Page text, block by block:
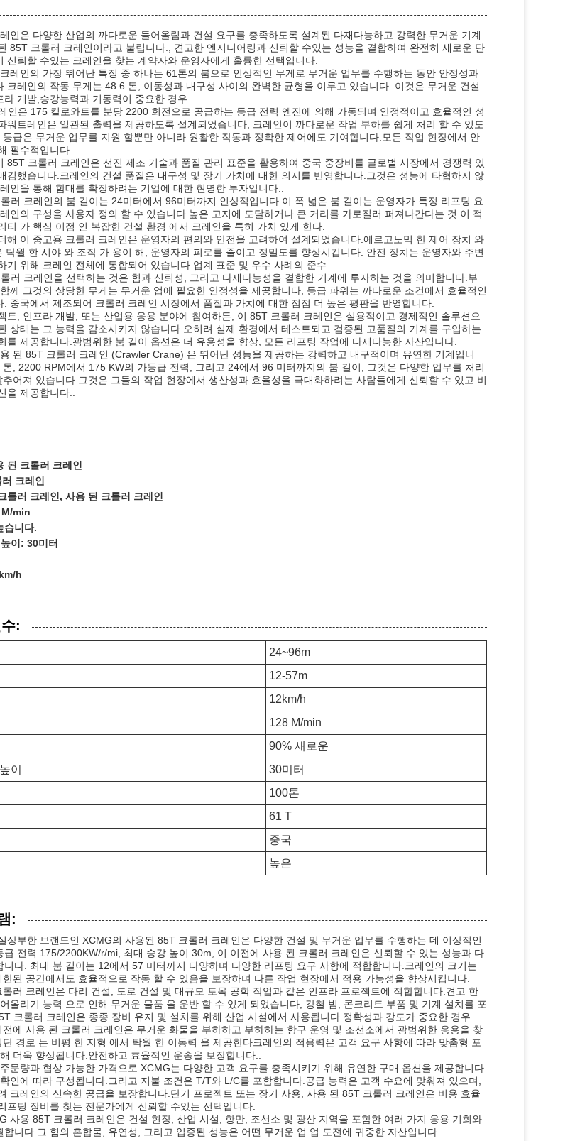
인은 다양한 산업의 까다로운 들어올림과 건설 요구를 충족하도록 설계된 다재다능하고 강력한 무거운 기계
85T 크롤러 크레인이라고 불립니다., 견고한 엔지니어링과 신뢰할 수있는 성능을 결합하여 완전히 새로운 단
신뢰할 수있는 크레인을 찾는 계약자와 운영자에게 훌륭한 선택입니다.
레인의 가장 뛰어난 특징 중 하나는 61톤의 붐으로 인상적인 무게로 무거운 업무를 수행하는 동안 안정성과
.크레인의 작동 무게는 48.6 톤, 이동성과 내구성 사이의 완벽한 균형을 이루고 있습니다. 이것은 무거운 건설
라 개발,승강능력과 기동력이 중요한 경우.
인은 175 킬로와트를 분당 2200 회전으로 공급하는 등급 전력 엔진에 의해 가동되며 안정적이고 효율적인 성
워트레인은 일관된 출력을 제공하도록 설계되었습니다, 크레인이 까다로운 작업 부하를 쉽게 처리 할 수 있도
급은 무거운 업무를 지원 할뿐만 아니라 원활한 작동과 정확한 제어에도 기여합니다.모든 작업 현장에서 안
필수적입니다..
85T 크롤러 크레인은 선진 제조 기술과 품질 관리 표준을 활용하여 중국 중장비를 글로벌 시장에서 경쟁력 있
김했습니다.크레인의 건설 품질은 내구성 및 장기 가치에 대한 의지를 반영합니다.그것은 성능에 타협하지 않
인을 통해 함대를 확장하려는 기업에 대한 현명한 투자입니다..
러 크레인의 붐 길이는 24미터에서 96미터까지 인상적입니다.이 폭 넓은 붐 길이는 운영자가 특정 리프팅 요
인의 구성을 사용자 정의 할 수 있습니다.높은 고지에 도달하거나 큰 거리를 가로질러 퍼져나간다는 것.이 적
티 가 핵심 이점 인 복잡한 건설 환경 에서 크레인을 특히 가치 있게 한다.
해 이 중고용 크롤러 크레인은 운영자의 편의와 안전을 고려하여 설계되었습니다.에르고노믹 한 제어 장치 와
탁월 한 시야 와 조작 가 용이 해, 운영자의 피로를 줄이고 정밀도를 향상시킵니다. 안전 장치는 운영자와 주변
기 위해 크레인 전체에 통합되어 있습니다.업계 표준 및 우수 사례의 준수.
러 크레인을 선택하는 것은 힘과 신뢰성, 그리고 다재다능성을 결합한 기계에 투자하는 것을 의미합니다.부
께 그것의 상당한 무게는 무거운 업에 필요한 안정성을 제공합니다, 등급 파워는 까다로운 조건에서 효율적인
. 중국에서 제조되어 크롤러 크레인 시장에서 품질과 가치에 대한 점점 더 높은 평판을 반영합니다.
트, 인프라 개발, 또는 산업용 응용 분야에 참여하든, 이 85T 크롤러 크레인은 실용적이고 경제적인 솔루션으
상태는 그 능력을 감소시키지 않습니다.오히려 실제 환경에서 테스트되고 검증된 고품질의 기계를 구입하는
를 제공합니다.광범위한 붐 길이 옵션은 더 유용성을 향상, 모든 리프팅 작업에 다재다능한 자산입니다.
된 85T 크롤러 크레인 (Crawler Crane) 은 뛰어난 성능을 제공하는 강력하고 내구적이며 유연한 기계입니
, 2200 RPM에서 175 KW의 가등급 전력, 그리고 24에서 96 미터까지의 붐 길이, 그것은 다양한 업무를 처리
어져 있습니다.그것은 그들의 작업 현장에서 생산성과 효율성을 극대화하려는 사람들에게 신뢰할 수 있고 비
을 제공합니다..
된 크롤러 크레인
크레인
롤러 크레인, 사용 된 크롤러 크레인
min
습니다.
이: 30미터
h
:
24~96m
12-57m
12km/h
128 M/min
90% 새로운
이
30미터
100톤
61 T
중국
높은
:
상부한 브랜드인 XCMG의 사용된 85T 크롤러 크레인은 다양한 건설 및 무거운 업무를 수행하는 데 이상적인
급 전력 175/2200KW/r/mi, 최대 승강 높이 30m, 이 이전에 사용 된 크롤러 크레인은 신뢰할 수 있는 성능과 다
니다. 최대 붐 길이는 12에서 57 미터까지 다양하며 다양한 리프팅 요구 사항에 적합합니다.크레인의 크기는
된 공간에서도 효율적으로 작동 할 수 있음을 보장하며 다른 작업 현장에서 적용 가능성을 향상시킵니다.
러 크레인은 다리 건설, 도로 건설 및 대규모 토목 공학 작업과 같은 인프라 프로젝트에 적합합니다.견고 한
올리기 능력 으로 인해 무거운 물품 을 운반 할 수 있게 되었습니다, 강철 빔, 콘크리트 부품 및 기계 설치를 포
크롤러 크레인은 종종 장비 유지 및 설치를 위해 산업 시설에서 사용됩니다.정확성과 강도가 중요한 경우.
에 사용 된 크롤러 크레인은 무거운 화물을 부하하고 부하하는 항구 운영 및 조선소에서 광범위한 응용을 찾
경로 는 비평 한 지형 에서 탁월 한 이동력 을 제공한다크레인의 적응력은 고객 요구 사항에 따라 맞춤형 포
더욱 향상됩니다.안전하고 효율적인 운송을 보장합니다..
문량과 협상 가능한 가격으로 XCMG는 다양한 고객 요구를 충족시키기 위해 유연한 구매 옵션을 제공합니다.
인에 따라 구성됩니다.그리고 지불 조건은 T/T와 L/C를 포함합니다.공급 능력은 고객 수요에 맞춰져 있으며,
크레인의 신속한 공급을 보장합니다.단기 프로젝트 또는 장기 사용, 사용 된 85T 크롤러 크레인은 비용 효율
프팅 장비를 찾는 전문가에게 신뢰할 수있는 선택입니다.
사용 85T 크롤러 크레인은 건설 현장, 산업 시설, 항만, 조선소 및 광산 지역을 포함한 여러 가지 응용 기회와
합니다.그 힘의 혼합물, 유연성, 그리고 입증된 성능은 어떤 무거운 업 업 도전에 귀중한 자산입니다.